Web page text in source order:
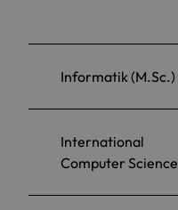
Informatik (M.Sc.)
International
Computer Science